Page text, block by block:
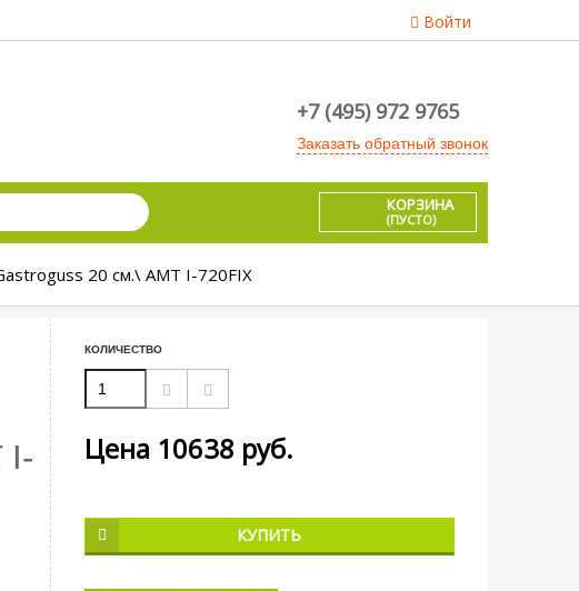
Войти
+7 (495) 972 9765
Заказать обратный звонок
КОРЗИНА
(ПУСТО)
20 см.\ AMT I-720FIX
I-
КОЛИЧЕСТВО
Цена 10638 руб.
КУПИТЬ